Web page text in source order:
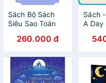
Sách Bộ Sách
Siêu Sao Toán
260.000 đ
Sách
A Day
Triển
Nuôi
Hồn -
Ngữ